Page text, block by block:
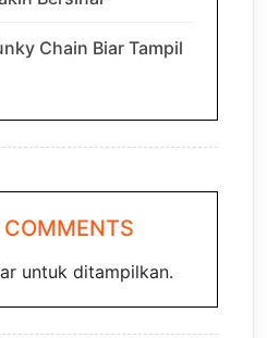
Chain Biar Tampil
COMMENTS
untuk ditampilkan.